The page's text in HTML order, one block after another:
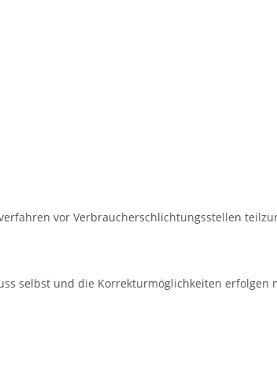
vor Verbraucherschlichtungsstellen
selbst und die Korrekturmöglichkeiten